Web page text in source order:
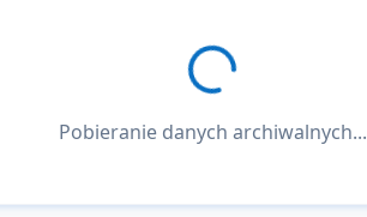
Pobieranie danych archiwalnych...